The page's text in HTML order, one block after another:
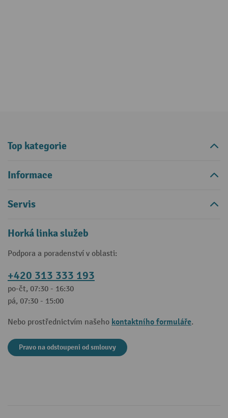
Top kategorie
Informace
Servis
Horká linka služeb
Podpora a poradenství v oblasti:
+420 313 333 193
po-čt, 07:30 - 16:30
pá, 07:30 - 15:00
Nebo prostřednictvím našeho kontaktního formuláře.
Pravo na odstoupeni od smlouvy